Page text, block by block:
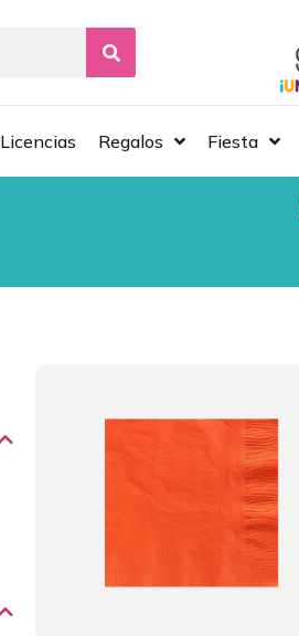
Licencias Regalos Fiesta